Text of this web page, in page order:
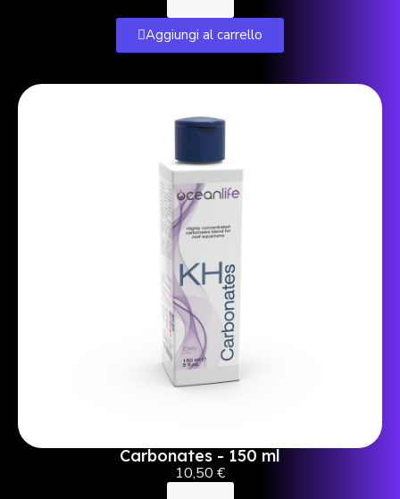
Aggiungi al carrello
Carbonates - 150 ml
10,50 €